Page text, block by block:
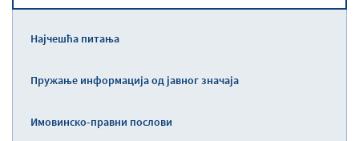
Најчешћа питања
Пружање информација од јавног значаја
Имовинско-правни послови